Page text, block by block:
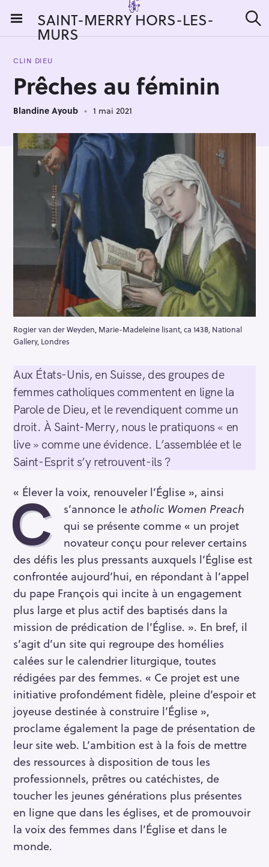
i
SAINT-MERRY HORS-LES-
MURS e
:
CLIN DIEU
Prêches au féminin
Blandine Ayoub 1 mai 2021
Rogier van der Weyden, Marie-Madeleine lisant, ca 1438, National
Gallery, Londres
Aux États-Unis, en Suisse, des groupes de
femmes catholiques commentent en ligne la
Parole de Dieu, et le revendiquent comme un
droit. À Saint-Merry, nous le pratiquons « en
live » comme une évidence. L’assemblée et le
Saint-Esprit s’y retrouvent-ils ?
« Élever la voix, renouveler l’Église », ainsi
s’annonce le
C
atholic Women Preach
qui se présente comme « un projet
novateur conçu pour relever certains
des défis les plus pressants auxquels l’Église est
confrontée aujourd’hui, en répondant à l’appel
du pape François qui incite à un engagement
plus large et plus actif des baptisés dans la
mission de prédication de l’Église. ». En bref, il
s’agit d’un site qui regroupe des homélies
calées sur le calendrier liturgique, toutes
rédigées par des femmes. « Ce projet est une
initiative profondément fidèle, pleine d’espoir et
joyeuse destinée à construire l’Église »,
proclame également la page de présentation de
leur site web. L’ambition est à la fois de mettre
des ressources à disposition de tous les
professionnels, prêtres ou catéchistes, de
toucher les jeunes générations plus présentes
en ligne que dans les églises, et de promouvoir
la voix des femmes dans l’Église et dans le
monde.